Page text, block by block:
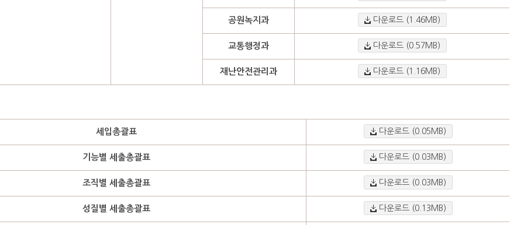
공원녹지과 다운로드 (1.46MB)
교통행정과 다운로드 (0.57MB)
재난안전관리과 다운로드 (1.16MB)
세입총괄표 다운로드 (0.05MB)
기능별 세출총괄표 다운로드 (0.03MB)
조직별 세출총괄표 다운로드 (0.03MB)
성질별 세출총괄표 다운로드 (0.13MB)